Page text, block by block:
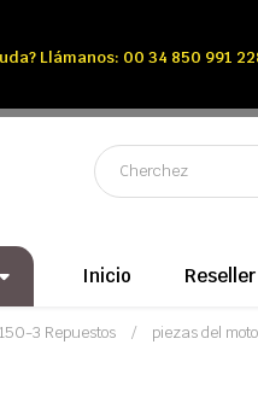
Llámanos: 00 34 850 991
Inicio
3 Repuestos piezas del